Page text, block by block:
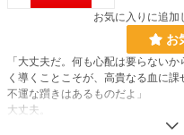
お気に入りに追加
お
「大丈夫だ。何も心配は要らない
く導くことこそが、高貴なる血に
不運な躓きはあるものだよ」
大丈夫。
その耳ざわりの良い、美しい言葉